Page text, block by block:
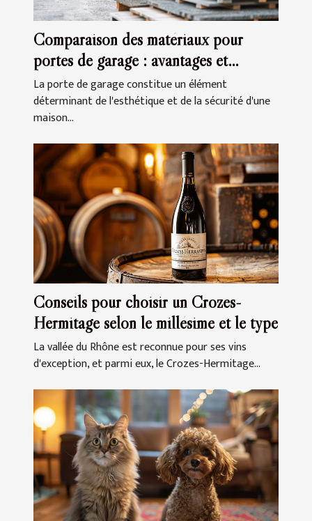
Comparaison des matériaux pour
portes de garage : avantages et
inconvénients
La porte de garage constitue un élément
déterminant de l'esthétique et de la sécurité d'une
maison...
Conseils pour choisir un Crozes-
Hermitage selon le millésime et le type
La vallée du Rhône est reconnue pour ses vins
d'exception, et parmi eux, le Crozes-Hermitage...